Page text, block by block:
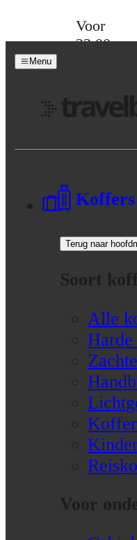
Voor
23:00
Menu
Koffers
Terug naar
Soort
Alle
Voor